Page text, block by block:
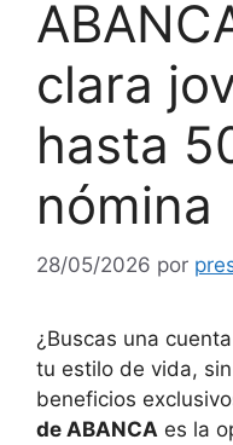
clara
hasta
nómina
28/05/2026 por
¿Buscas una
tu estilo de vida,
beneficios
de ABANCA es la